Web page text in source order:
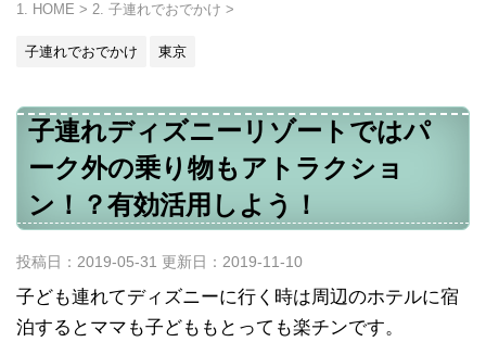
HOME > 子連れでおでかけ >
子連れでおでかけ 東京
子連れディズニーリゾートではパ
ーク外の乗り物もアトラクショ
ン！？有効活用しよう！
投稿日：2019-05-31 更新日： 2019-11-10
子ども連れてディズニーに行く時は周辺のホテルに宿
泊するとママも子どももとっても楽チンです。